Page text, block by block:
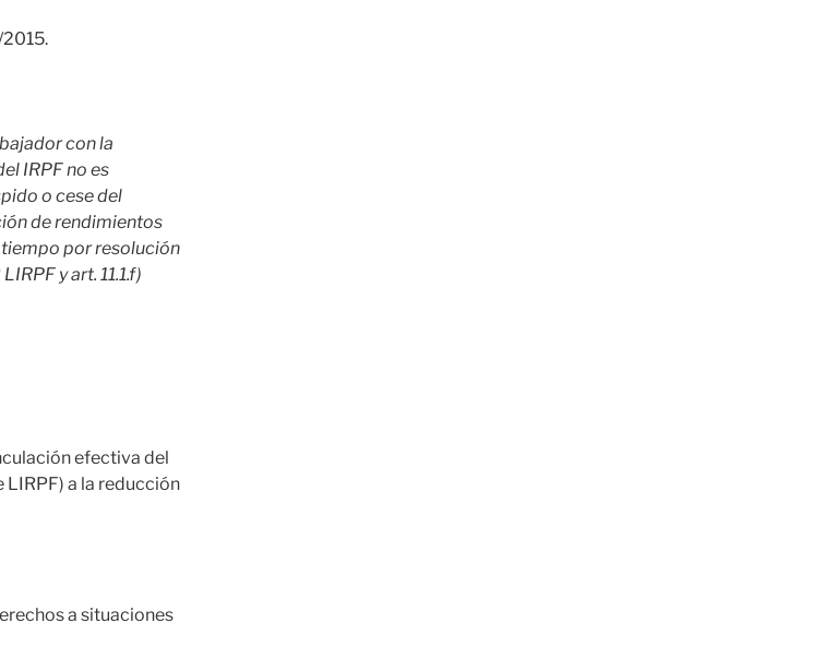
con la
IRPF no es
o cese del
de rendimientos
por resolución
y art. 11.1.f)
efectiva del
LIRPF) a la reducción
a situaciones